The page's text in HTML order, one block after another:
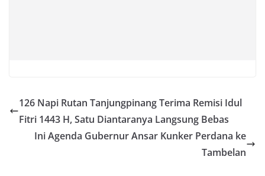
126 Napi Rutan Tanjungpinang Terima Remisi Idul
Fitri 1443 H, Satu Diantaranya Langsung Bebas
Ini Agenda Gubernur Ansar Kunker Perdana ke
Tambelan